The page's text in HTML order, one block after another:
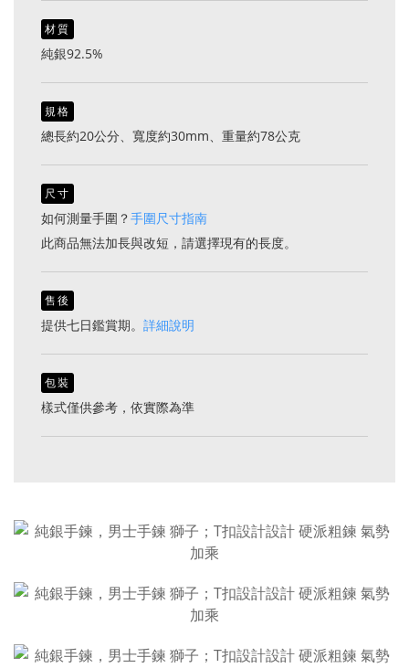
材質
純銀92.5%
規格
總長約20公分、寬度約30mm、重量約78公克
尺寸
如何測量手圍？手圍尺寸指南
此商品無法加長與改短，請選擇現有的長度。
售後
提供七日鑑賞期。 詳細說明
包裝
樣式僅供參考，依實際為準